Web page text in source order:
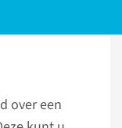
over een